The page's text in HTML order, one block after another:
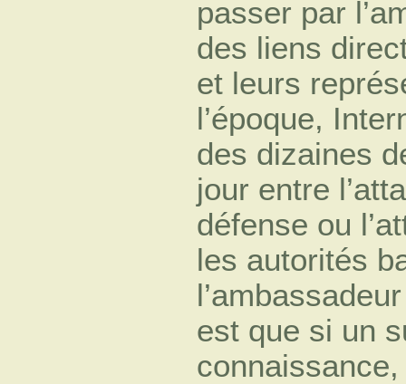
passer par
des liens
et leurs
l’époque,
des dizaines
jour entre
défense ou
les autorités
est que si un